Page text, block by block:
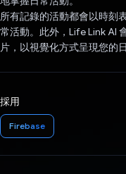
所有記錄的活動都會以時刻
常活動。此外，Life Link AI
片，以視覺化方式呈現您的
採用
Firebase